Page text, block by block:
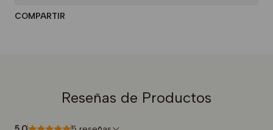
COMPARTIR
Reseñas de Productos